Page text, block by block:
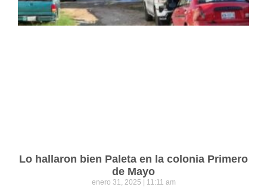
Lo hallaron bien Paleta en la colonia Primero
de Mayo
enero 31, 2025 11:11 am